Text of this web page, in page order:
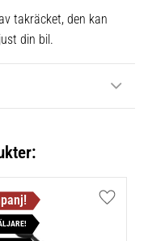
takräcket, den kan
din bil.
Lägg